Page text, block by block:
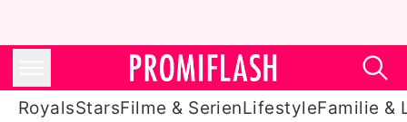
RoyalsStarsFilme & SerienLifestyleFamilie &